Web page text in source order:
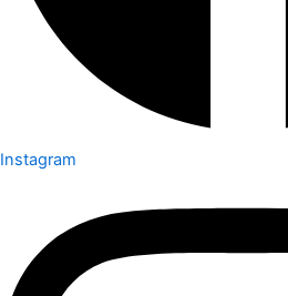
Instagram